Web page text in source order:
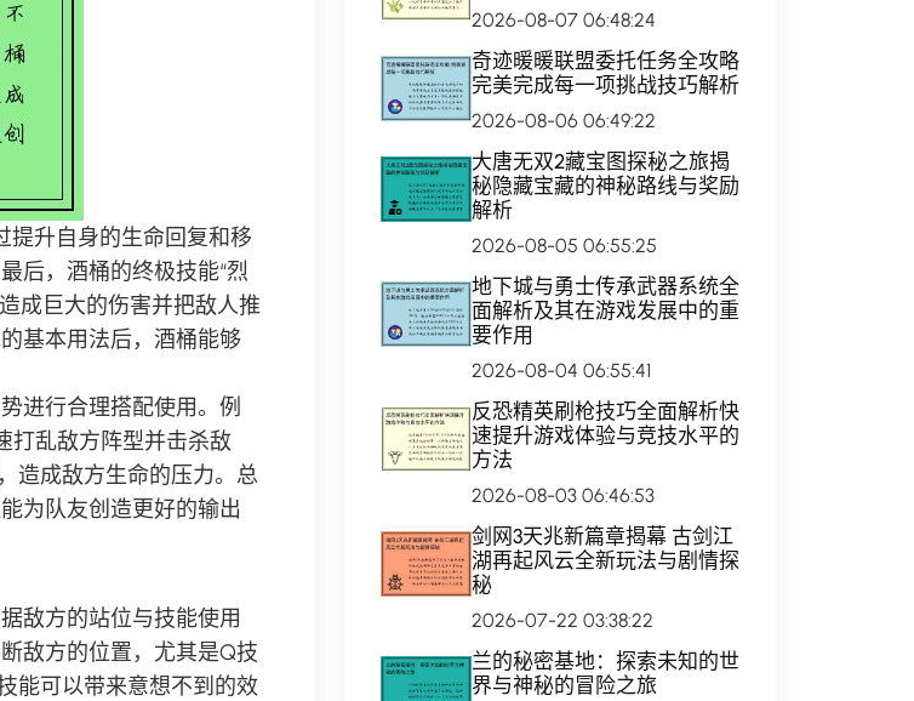
提升自身的生命回复和移
后，酒桶的终极技能“烈
成巨大的伤害并把敌人推
基本用法后，酒桶能够
进行合理搭配使用。例
打乱敌方阵型并击杀敌
造成敌方生命的压力。总
为队友创造更好的输出
敌方的站位与技能使用
敌方的位置，尤其是Q技
能可以带来意想不到的效
2026-08-07 06:48:24
奇迹暖暖联盟委托任务全攻略
完美完成每一项挑战技巧解析
2026-08-06 06:49:22
大唐无双2藏宝图探秘之旅揭
秘隐藏宝藏的神秘路线与奖励
解析
2026-08-05 06:55:25
地下城与勇士传承武器系统全
面解析及其在游戏发展中的重
要作用
2026-08-04 06:55:41
反恐精英刷枪技巧全面解析快
速提升游戏体验与竞技水平的
方法
2026-08-03 06:46:53
剑网3天兆新篇章揭幕 古剑江
湖再起风云全新玩法与剧情探
秘
2026-07-22 03:38:22
兰的秘密基地：探索未知的世
界与神秘的冒险之旅